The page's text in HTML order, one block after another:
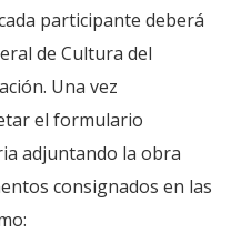
participante deberá
de Cultura del
Una vez
el formulario
adjuntando la obra
consignados en las